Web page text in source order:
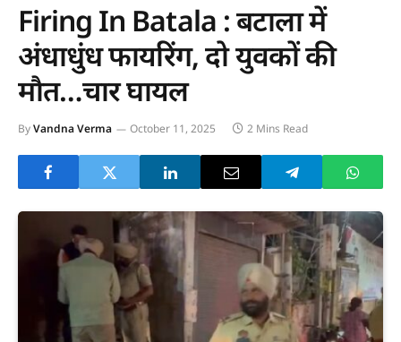
Firing In Batala : बटाला में
अंधाधुंध फायरिंग, दो युवकों की
माैत…चार घायल
ByVandna Verma October 11, 2025 2 Mins Read